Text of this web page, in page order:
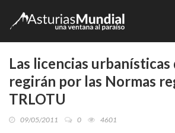
Las licencias urbanísticas
regirán por las Normas
TRLOTU
09/05/2011 0 4601